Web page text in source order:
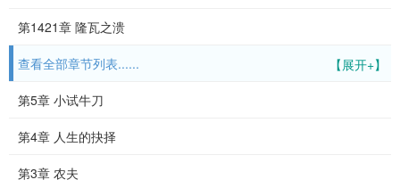
第1421章 隆瓦之溃
【展开+】
查看全部章节列表......
第5章 小试牛刀
第4章 人生的抉择
第3章 农夫